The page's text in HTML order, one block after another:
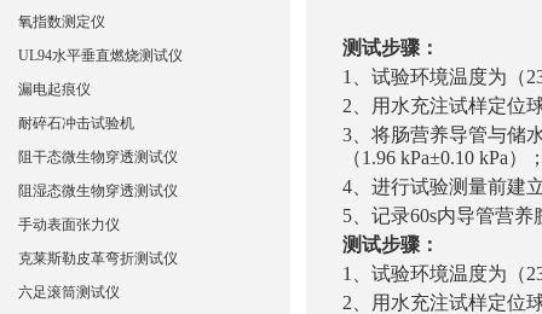
测试步骤：
1
试验环境温度为（
2
用水充注试样定位
3、 将肠营养导管与储
（1.96 kPa±0.10 kPa）
4、 进行试验测量前建
5、 记录60s内导管营
测试步骤：
1
试验环境温度为（
2
用水充注试样定位
氧指数测定仪
UL94水平垂直燃烧测试仪
漏电起痕仪
耐碎石冲击试验机
阻干态微生物穿透测试仪
阻湿态微生物穿透测试仪
手动表面张力仪
克莱斯勒皮革弯折测试仪
六足滚筒测试仪